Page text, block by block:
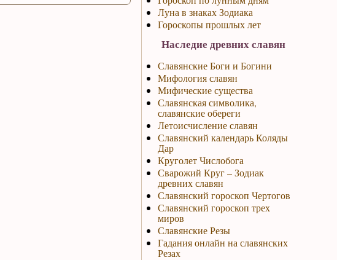
Луна в знаках Зодиака
Гороскопы прошлых лет
Наследие древних славян
Славянские Боги и Богини
Мифология славян
Мифические существа
Славянская символика,
славянские обереги
Летоисчисление славян
Славянский календарь Коляды
Дар
Круголет Числобога
Сварожий Круг – Зодиак
древних славян
Славянский гороскоп Чертогов
Славянский гороскоп трех
миров
Славянские Резы
Гадания онлайн на славянских
Резах